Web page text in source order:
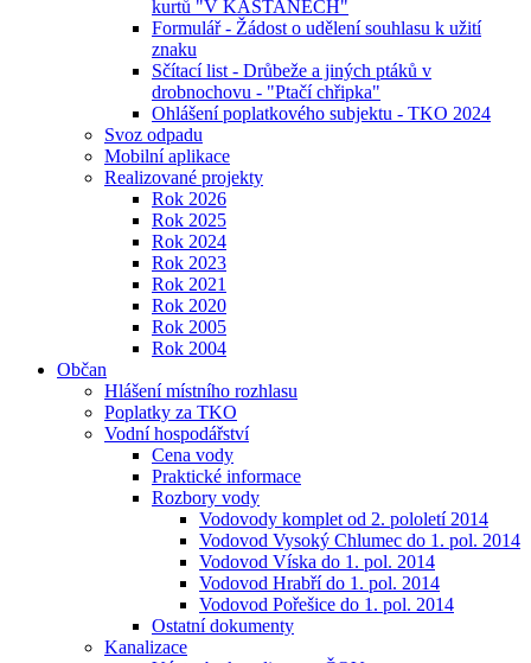
kurtů "V KAŠTANECH"
Formulář - Žádost o udělení souhlasu k užití
znaku
Sčítací list - Drůbeže a jiných ptáků v
drobnochovu - "Ptačí chřipka"
Ohlášení poplatkového subjektu - TKO 2024
Svoz odpadu
Mobilní aplikace
Realizované projekty
Rok 2026
Rok 2025
Rok 2024
Rok 2023
Rok 2021
Rok 2020
Rok 2005
Rok 2004
Občan
Hlášení místního rozhlasu
Poplatky za TKO
Vodní hospodářství
Cena vody
Praktické informace
Rozbory vody
Vodovody komplet od 2. pololetí 2014
Vodovod Vysoký Chlumec do 1. pol. 2014
Vodovod Víska do 1. pol. 2014
Vodovod Hrabří do 1. pol. 2014
Vodovod Pořešice do 1. pol. 2014
Ostatní dokumenty
Kanalizace